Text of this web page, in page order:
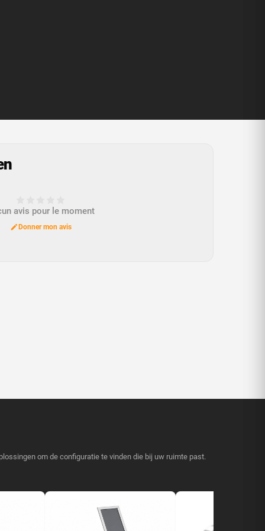
avis pour le moment
Donner mon avis
om de configuratie te vinden die bij uw ruimte past.